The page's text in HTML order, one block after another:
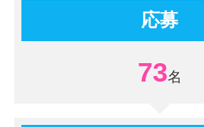
応募
73